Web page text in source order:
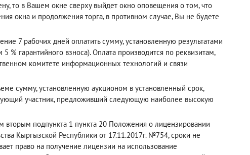
то в Вашем окне сверху выйдет окно оповещения о том, что
окна и продолжения торга, в противном случае, Вы не будете
7 рабочих дней оплатить сумму, установленную результатами
гарантийного взноса). Оплата производится по реквизитам,
комитете информационных технологий и связи
сумму, установленную аукционом в установленный срок,
участник, предложивший следующую наиболее высокую
вторым подпункта 1 пункта 20 Положения о лицензировании
Кыргызской Республики от 17.11.2017г. №754, сроки не
право на получение лицензии на использование